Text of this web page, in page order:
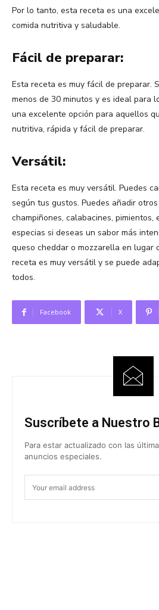
Por lo tanto, esta receta es una
comida nutritiva y saludable.
Fácil de preparar:
Esta receta es muy fácil de preparar.
menos de 30 minutos y es ideal para
una excelente opción para aquellos
nutritiva, rápida y fácil de preparar.
Versátil:
Esta receta es muy versátil. Puedes
según tus gustos. Puedes añadir
champiñones, calabacines, pimientos,
especias si deseas un sabor más
queso cheddar o mozzarella en lugar
receta es muy versátil y se puede
todos.
Facebook X
Suscríbete a Nuestro
Para estar actualizado con las
anuncios especiales.